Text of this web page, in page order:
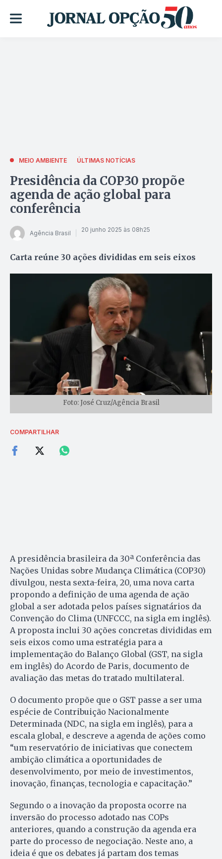
MEIO AMBIENTE ÚLTIMAS NOTÍCIAS
Presidência da COP30 propõe
agenda de ação global para
conferência
Agência Brasil 20 junho 2025 às 08h25
Carta reúne 30 ações divididas em seis eixos
Foto: José Cruz/Agência Brasil
COMPARTILHAR
A presidência brasileira da 30ª Conferência das
Nações Unidas sobre Mudança Climática (COP30)
divulgou, nesta sexta-feira, 20, uma nova carta
propondo a definição de uma agenda de ação
global a ser adotada pelos países signatários da
Convenção do Clima (UNFCCC, na sigla em inglês).
A proposta inclui 30 ações concretas divididas em
seis eixos como uma estratégia para a
implementação do Balanço Global (GST, na sigla
em inglês) do Acordo de Paris, documento de
avaliação das metas do tratado multilateral.
O documento propõe que o GST passe a ser uma
espécie de Contribuição Nacionalmente
Determinada (NDC, na sigla em inglês), para a
escala global, e descreve a agenda de ações como
“um reservatório de iniciativas que conectem
ambição climática a oportunidades de
desenvolvimento, por meio de investimentos,
inovação, finanças, tecnologia e capacitação.”
Segundo o a inovação da proposta ocorre na
inversão do processo adotado nas COPs
anteriores, quando a construção da agenda era
parte do processo de negociação. Neste ano, a
ideia é que os debates já partam dos temas